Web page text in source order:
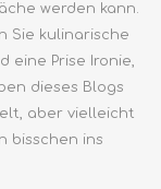
werden kann.
Sie kulinarische
eine Prise Ironie,
dieses Blogs
aber vielleicht
bisschen ins